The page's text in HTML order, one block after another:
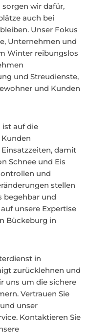
wir dafür,
auch bei
Unser Fokus
Unternehmen und
Winter reibungslos
und Streudienste,
und Kunden
auf die
damit
Schnee und Eis
und
stellen
begehbar und
unsere Expertise
Bückeburg in
in
zurücklehnen und
uns um die sichere
Vertrauen Sie
unser
Kontaktieren Sie